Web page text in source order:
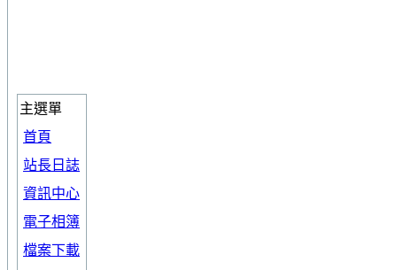
主選單
首頁
站長日誌
資訊中心
電子相簿
檔案下載